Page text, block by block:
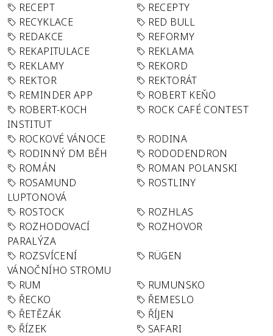
RECEPT
RECEPTY
RECYKLACE
RED BULL
REDAKCE
REFORMY
REKAPITULACE
REKLAMA
REKLAMY
REKORD
REKTOR
REKTORÁT
REMINDER APP
ROBERT KEŇO
ROBERT-KOCH
INSTITUT
ROCK CAFÉ CONTEST
ROCKOVÉ VÁNOCE
RODINA
RODINNÝ DM BĚH
RODODENDRON
ROMÁN
ROMAN POLANSKI
ROSAMUND
LUPTONOVÁ
ROSTLINY
ROSTOCK
ROZHLAS
ROZHODOVACÍ
PARALÝZA
ROZHOVOR
ROZSVÍCENÍ
VÁNOČNÍHO STROMU
RÜGEN
RUM
RUMUNSKO
ŘECKO
ŘEMESLO
ŘETĚZÁK
ŘÍJEN
ŘÍZEK
SAFARI